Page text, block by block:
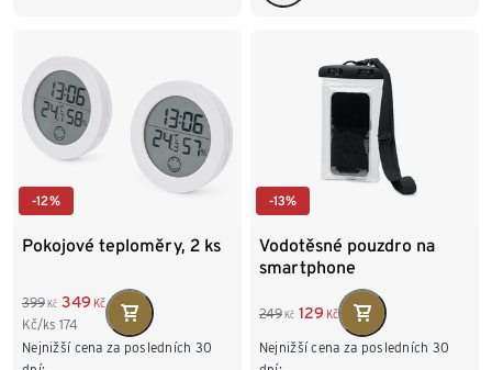
-12%
Pokojové teploměry, 2 ks
399 Kč 349 Kč
Kč/ks 174
Nejnižší cena za posledních 30
-13%
Vodotěsné pouzdro na
smartphone
249 Kč 129 Kč
Nejnižší cena za posledních 30